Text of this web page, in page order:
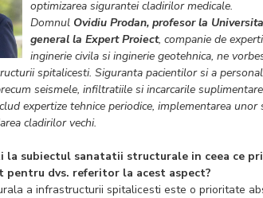
optimizarea sigurantei cladirilor medicale.
Domnul Ovidiu Prodan, profesor la
general la Expert Proiect, companie de
inginerie civila si inginerie geotehnica, ne
spitalicesti. Siguranta pacientilor si a
seismele, infiltratiile si incarcarile
expertize tehnice periodice, implementarea
cladirilor vechi.
la subiectul sanatatii structurale in ceea ce
pentru dvs. referitor la acest aspect?
a infrastructurii spitalicesti este o prioritate